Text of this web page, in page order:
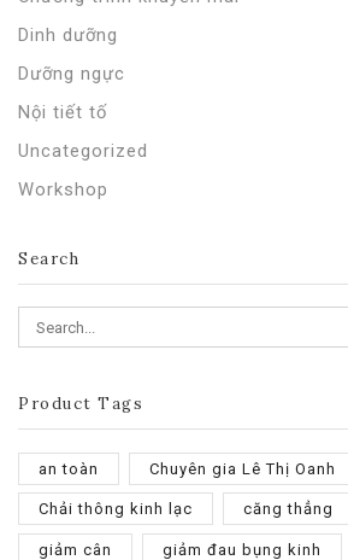
Dinh dưỡng
Dưỡng ngực
Nội tiết tố
Uncategorized
Workshop
Search
Product Tags
an toàn Chuyên gia Lê Thị Oanh
Chải thông kinh lạc căng thẳng
giảm cân giảm đau bụng kinh